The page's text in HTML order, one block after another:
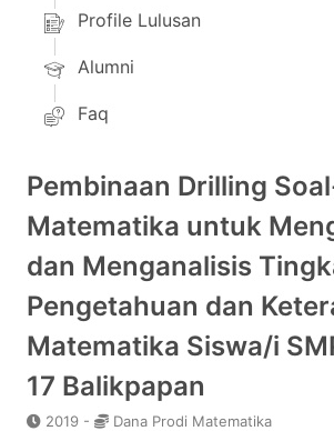
Profile Lulusan
Alumni
Faq
Pembinaan Drilling
Matematika untuk
dan Menganalisis
Pengetahuan dan
Matematika Siswa/i
17 Balikpapan
2019 - Dana Prodi Matematika